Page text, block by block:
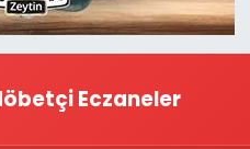
Eczaneler